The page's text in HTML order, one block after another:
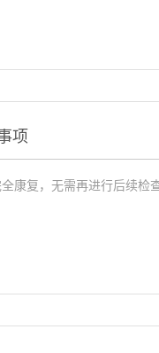
项
康复，无需再进行后续检